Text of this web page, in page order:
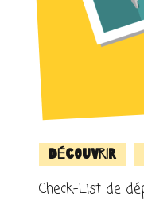
Découvrir
Check-List de